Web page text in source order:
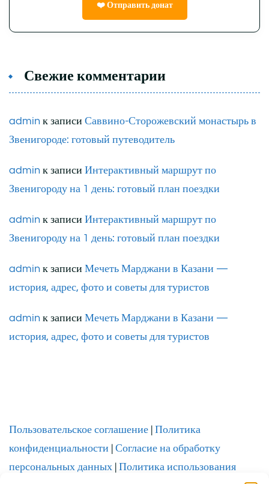
❤️ Отправить донат
Свежие комментарии
admin к записи Саввино-Сторожевский монастырь в
Звенигороде: готовый путеводитель
admin к записи Интерактивный маршрут по
Звенигороду на 1 день: готовый план поездки
admin к записи Интерактивный маршрут по
Звенигороду на 1 день: готовый план поездки
admin к записи Мечеть Марджани в Казани —
история, адрес, фото и советы для туристов
admin к записи Мечеть Марджани в Казани —
история, адрес, фото и советы для туристов
Пользовательское соглашение Политика
конфиденциальности
Согласие на обработку
персональных данных Политика использования